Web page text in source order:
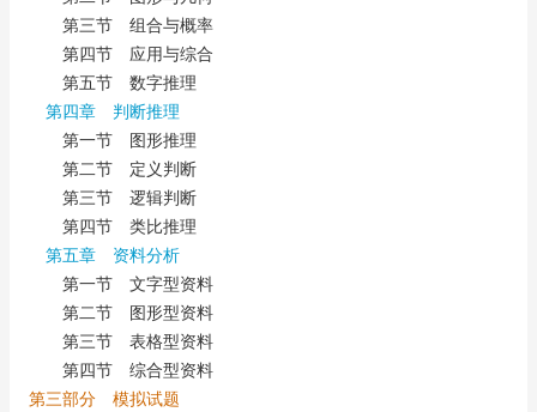
第三节 组合与概率
第四节 应用与综合
第五节 数字推理
第四章 判断推理
第一节 图形推理
第二节 定义判断
第三节 逻辑判断
第四节 类比推理
第五章 资料分析
第一节 文字型资料
第二节 图形型资料
第三节 表格型资料
第四节 综合型资料
第三部分 模拟试题